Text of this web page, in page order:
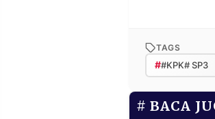
TAGS
##KPK# SP3
BACA